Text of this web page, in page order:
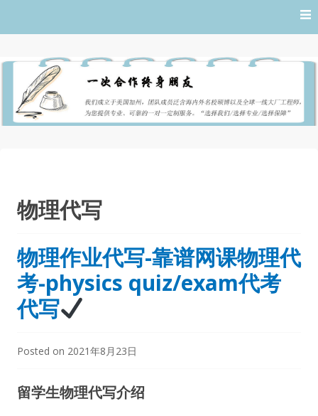
物理代写
物理作业代写-靠谱网课物理代
考-physics quiz/exam代考
代写
Posted on 2021年8月23日
留学生物理代写介绍